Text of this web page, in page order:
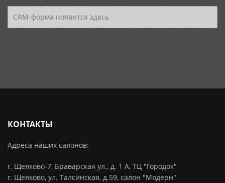
CRM-форма появится здесь
КОНТАКТЫ
Адреса наших салонов:
г. Щелково-7, Браварская ул., д. 1 А, ТЦ "Городок"
г. Щелково, ул. Талсинская, д.59, салон "Модерн"